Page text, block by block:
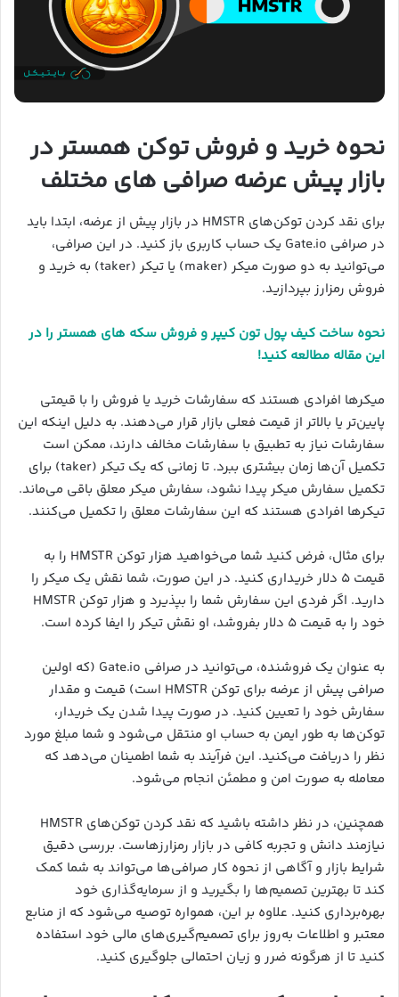
نحوه خرید و فروش توکن همستر در
بازار پیش عرضه صرافی های مختلف
برای نقد کردن توکن‌های HMSTR در بازار پیش از عرضه، ابتدا باید
در صرافی Gate.io یک حساب کاربری باز کنید. در این صرافی،
می‌توانید به دو صورت میکر (maker) یا تیکر (taker) به خرید و
فروش رمزارز بپردازید.
نحوه ساخت کیف پول تون کیپر و فروش سکه های همستر را در
این مقاله مطالعه کنید!
میکرها افرادی هستند که سفارشات خرید یا فروش را با قیمتی
پایین‌تر یا بالاتر از قیمت فعلی بازار قرار می‌دهند. به دلیل اینکه این
سفارشات نیاز به تطبیق با سفارشات مخالف دارند، ممکن است
تکمیل آن‌ها زمان بیشتری ببرد. تا زمانی که یک تیکر (taker) برای
تکمیل سفارش میکر پیدا نشود، سفارش میکر معلق باقی می‌ماند.
تیکرها افرادی هستند که این سفارشات معلق را تکمیل می‌کنند.
برای مثال، فرض کنید شما می‌خواهید هزار توکن HMSTR را به
قیمت ۵ دلار خریداری کنید. در این صورت، شما نقش یک میکر را
دارید. اگر فردی این سفارش شما را بپذیرد و هزار توکن HMSTR
خود را به قیمت ۵ دلار بفروشد، او نقش تیکر را ایفا کرده است.
به عنوان یک فروشنده، می‌توانید در صرافی Gate.io (که اولین
صرافی پیش از عرضه برای توکن HMSTR است) قیمت و مقدار
سفارش خود را تعیین کنید. در صورت پیدا شدن یک خریدار،
توکن‌ها به طور ایمن به حساب او منتقل می‌شود و شما مبلغ مورد
نظر را دریافت می‌کنید. این فرآیند به شما اطمینان می‌دهد که
معامله به صورت امن و مطمئن انجام می‌شود.
همچنین، در نظر داشته باشید که نقد کردن توکن‌های HMSTR
نیازمند دانش و تجربه کافی در بازار رمزارزهاست. بررسی دقیق
شرایط بازار و آگاهی از نحوه کار صرافی‌ها می‌تواند به شما کمک
کند تا بهترین تصمیم‌ها را بگیرید و از سرمایه‌گذاری خود
بهره‌برداری کنید. علاوه بر این، همواره توصیه می‌شود که از منابع
معتبر و اطلاعات به‌روز برای تصمیم‌گیری‌های مالی خود استفاده
کنید تا از هرگونه ضرر و زیان احتمالی جلوگیری کنید.